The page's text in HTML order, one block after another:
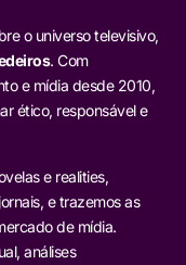
o universo televisivo,
. Com
e mídia desde 2010,
ético, responsável e
e realities,
e trazemos as
de mídia.
análises